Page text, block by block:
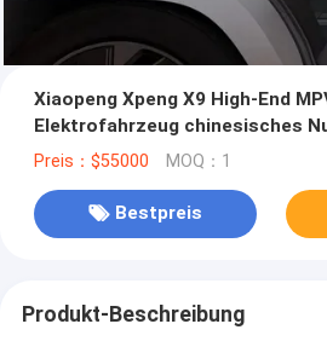
Xiaopeng Xpeng X9 High-End
Elektrofahrzeug chinesisches
neuer Energie
Preis：$55000 MOQ：1
Bestpreis
Produkt-Beschreibung